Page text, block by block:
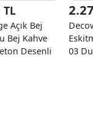
TL
Açık Bej
Bej Kahve
Desenli
03